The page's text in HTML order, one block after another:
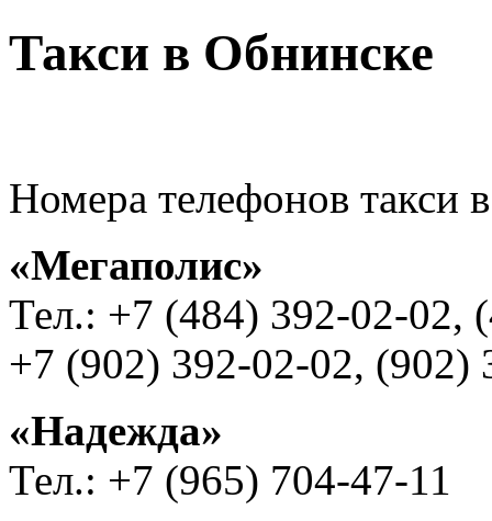
Такси в Обнинске
Номера телефонов такси
«Мегаполис»
Тел.: +7 (484) 392-02-02,
+7 (902) 392-02-02, (902)
«Надежда»
Тел.: +7 (965) 704-47-11